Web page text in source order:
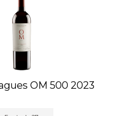
OM 500 2023